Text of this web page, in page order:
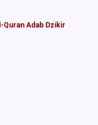
Quran Adab Dzikir